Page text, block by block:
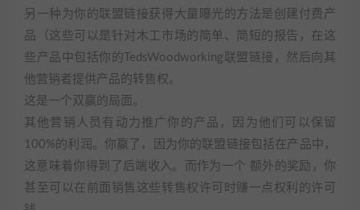
另一种为你的联盟链接获得大量曝光的方法是创建付费产
品（这些可以是针对木工市场的简单、简短的报告，在这
些产品中包括你的TedsWoodworking联盟链接，然后向其
他营销者提供产品的转售权。
这是一个双赢的局面。
其他营销人员有动力推广你的产品，因为他们可以保留
100%的利润。你赢了，因为你的联盟链接包括在产品中，
这意味着你得到了后端收入。而作为一个 额外的奖励，你
甚至可以在前面销售这些转售权许可时赚一点权利的许可